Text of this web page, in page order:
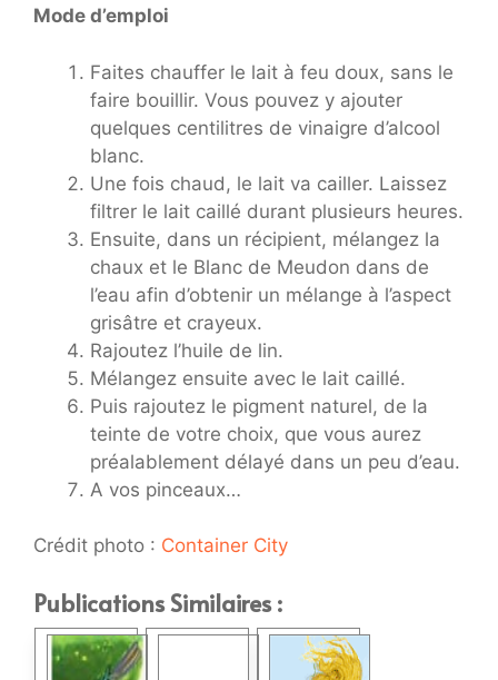
Mode d’emploi
Faites chauffer le lait à feu doux, sans le
faire bouillir. Vous pouvez y ajouter
quelques centilitres de vinaigre d’alcool
blanc.
Une fois chaud, le lait va cailler. Laissez
filtrer le lait caillé durant plusieurs heures.
Ensuite, dans un récipient, mélangez la
chaux et le Blanc de Meudon dans de
l’eau afin d’obtenir un mélange à l’aspect
grisâtre et crayeux.
Rajoutez l’huile de lin.
Mélangez ensuite avec le lait caillé.
Puis rajoutez le pigment naturel, de la
teinte de votre choix, que vous aurez
préalablement délayé dans un peu d’eau.
A vos pinceaux…
Crédit photo : Container City
Publications Similaires :